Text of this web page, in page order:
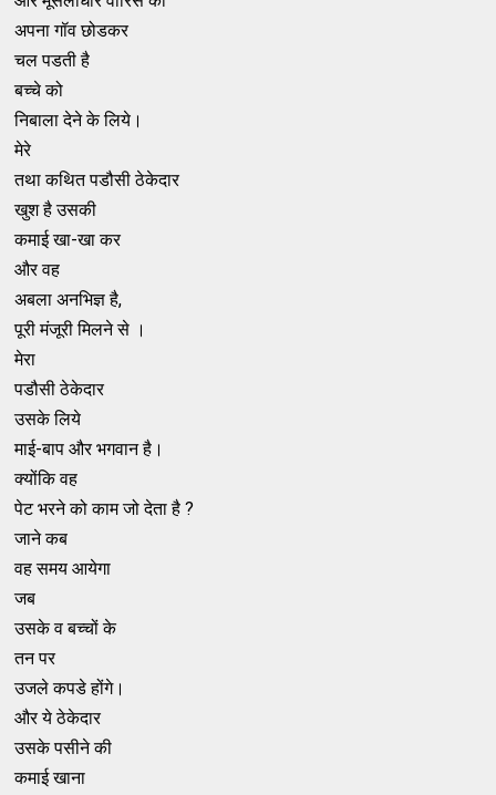
अपना गॉव छोडकर
चल पडती है
बच्चे को
निबाला देने के लिये।
मेरे
तथा कथित पडौसी ठेकेदार
खुश है उसकी
कमाई खा-खा कर
और वह
अबला अनभिज्ञ है,
पूरी मंजूरी मिलने से ।
मेरा
पडौसी ठेकेदार
उसके लिये
माई-बाप और भगवान है।
क्योंकि वह
पेट भरने को काम जो देता है ?
जाने कब
वह समय आयेगा
जब
उसके व बच्चों के
तन पर
उजले कपडे होंगे।
और ये ठेकेदार
उसके पसीने की
कमाई खाना